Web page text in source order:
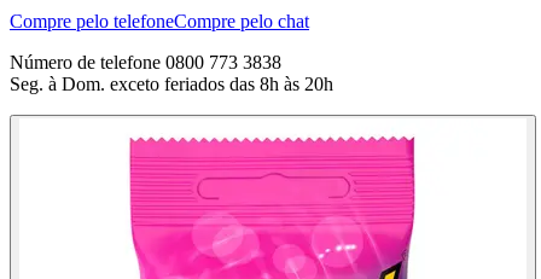
Compre pelo telefoneCompre pelo chat
Número de telefone 0800 773 3838
Seg. à Dom. exceto feriados das 8h às 20h